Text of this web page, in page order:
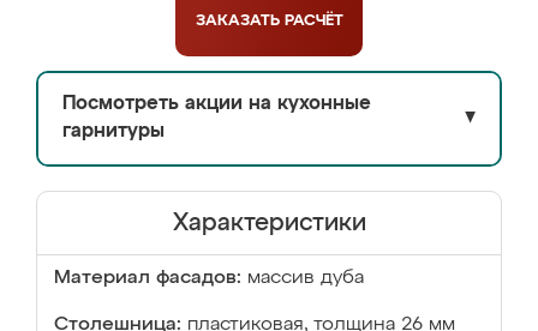
ЗАКАЗАТЬ РАСЧЁТ
Посмотреть акции на кухонные
гарнитуры
▼
Характеристики
Материал фасадов: массив дуба
Столешница: пластиковая, толщина 26 мм